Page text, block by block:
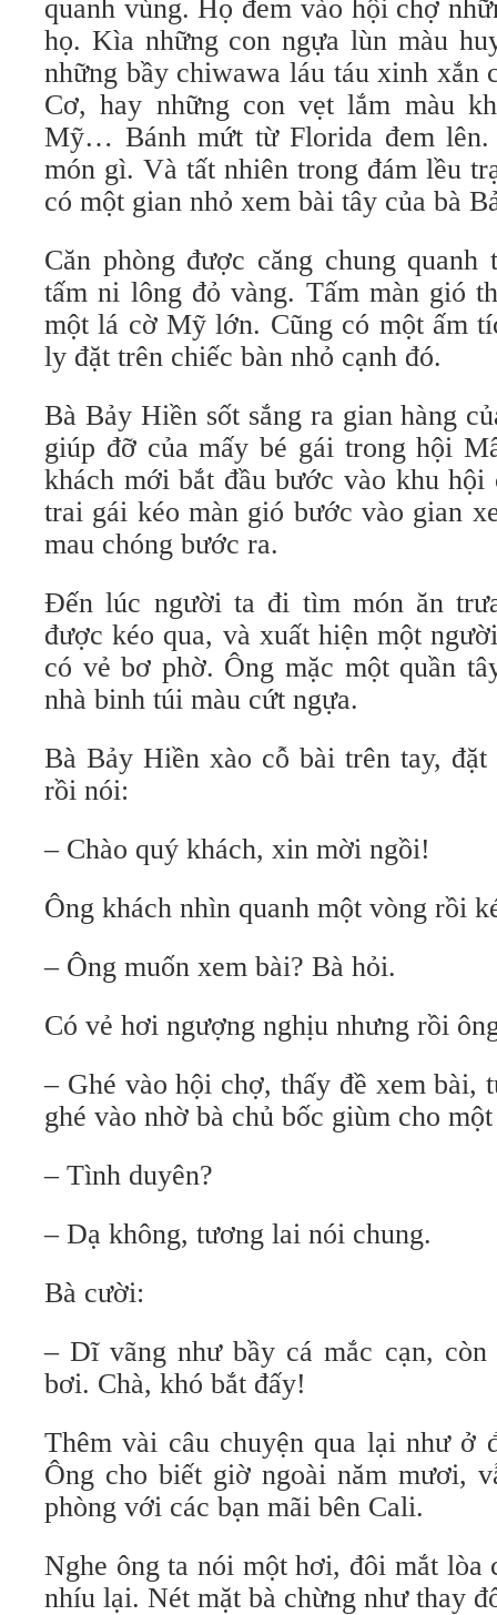
quanh vùng. Họ đem vào hội chợ
họ. Kìa những con ngựa lùn màu
những bầy chiwawa láu táu xinh xắn
Cơ, hay những con vẹt lắm màu
Mỹ… Bánh mứt từ Florida đem
món gì. Và tất nhiên trong đám lều
có một gian nhỏ xem bài tây của bà
Căn phòng được căng chung quanh
tấm ni lông đỏ vàng. Tấm màn gió
một lá cờ Mỹ lớn. Cũng có một ấm
ly đặt trên chiếc bàn nhỏ cạnh đó.
Bà Bảy Hiền sốt sắng ra gian hàng
giúp đỡ của mấy bé gái trong hội
khách mới bắt đầu bước vào khu
trai gái kéo màn gió bước vào gian
mau chóng bước ra.
Đến lúc người ta đi tìm món ăn
được kéo qua, và xuất hiện một
có vẻ bơ phờ. Ông mặc một quần
nhà binh túi màu cứt ngựa.
Bà Bảy Hiền xào cỗ bài trên tay,
rồi nói:
– Chào quý khách, xin mời ngồi!
Ông khách nhìn quanh một vòng rồi
– Ông muốn xem bài? Bà hỏi.
Có vẻ hơi ngượng nghịu nhưng rồi
– Ghé vào hội chợ, thấy đề xem bài,
ghé vào nhờ bà chủ bốc giùm cho
– Tình duyên?
– Dạ không, tương lai nói chung.
Bà cười:
– Dĩ vãng như bầy cá mắc cạn,
bơi. Chà, khó bắt đấy!
Thêm vài câu chuyện qua lại như ở
Ông cho biết giờ ngoài năm mươi,
phòng với các bạn mãi bên Cali.
Nghe ông ta nói một hơi, đôi mắt lòa
nhíu lại. Nét mặt bà chừng như thay